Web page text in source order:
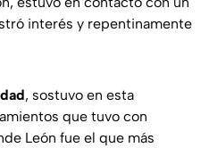
interés y repentinamente
, sostuvo en esta
que tuvo con
León fue el que más